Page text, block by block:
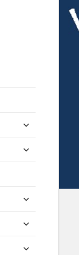
untermenü
untermenü
untermenü
untermenü
untermenü